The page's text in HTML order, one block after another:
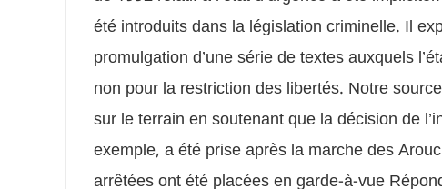
été introduits dans la législation criminelle. Il
promulgation d’une série de textes auxquels
non pour la restriction des libertés. Notre
sur le terrain en soutenant que la décision de
exemple, a été prise après la marche des
arrêtées ont été placées en garde-à-vue